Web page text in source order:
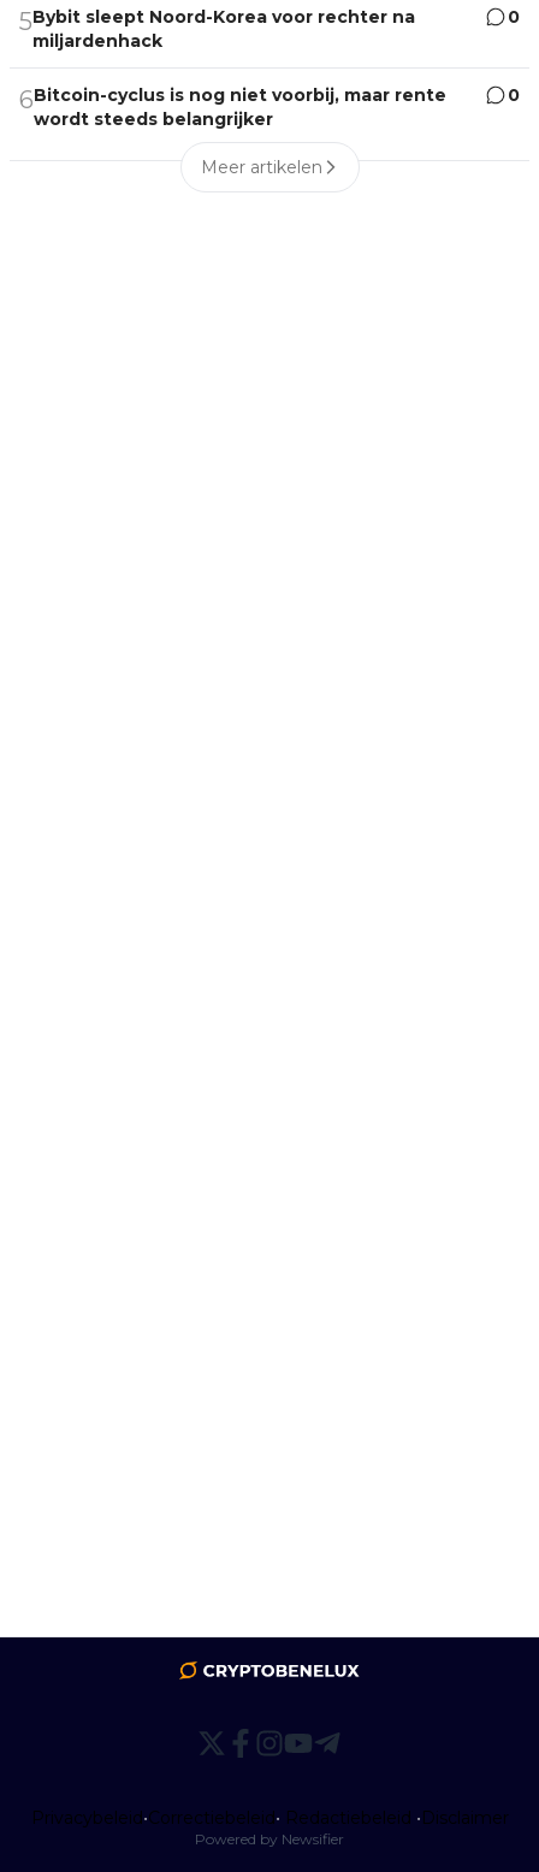
5Bybit sleept Noord-Korea voor rechter na
miljardenhack
0
6Bitcoin-cyclus is nog niet voorbij, maar rente
wordt steeds belangrijker
0
Meer artikelen
Privacybeleid•Correctiebeleid• Redactiebeleid •Disclaimer
Powered by Newsifier